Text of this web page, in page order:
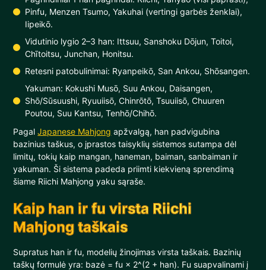
Pinfu, Menzen Tsumo, Yakuhai (vertingi garbės ženklai),
Iipeikō.
Vidutinio lygio 2–3 han: Ittsuu, Sanshoku Dōjun, Toitoi,
Chītoitsu, Junchan, Honitsu.
Retesni patobulinimai: Ryanpeikō, San Ankou, Shōsangen.
Yakuman: Kokushi Musō, Suu Ankou, Daisangen,
Shō/Sūsuushi, Ryuuiisō, Chinrōtō, Tsuuiisō, Chuuren
Poutou, Suu Kantsu, Tenhō/Chihō.
PagalJapanese Mahjong apžvalgą, han padvigubina
bazinius taškus, o įprastos taisyklių sistemos sutampa dėl
limitų, tokių kaip mangan, haneman, baiman, sanbaiman ir
yakuman. Ši sistema padeda priimti kiekvieną sprendimą
šiame Riichi Mahjong yaku sąraše.
Kaip han ir fu virsta Riichi
Mahjong taškais
Supratus han ir fu, modelių žinojimas virsta taškais. Bazinių
taškų formulė yra: bazė = fu × 2^(2 + han). Fu suapvalinami į